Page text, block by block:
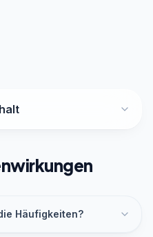
Häufigkeiten?